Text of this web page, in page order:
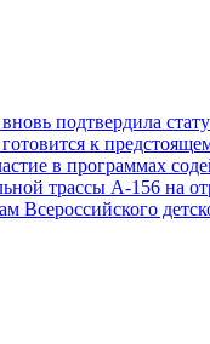
подтвердила
к
в программах
трассы А-156 на
Всероссийского